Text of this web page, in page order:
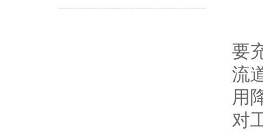
要
流
用
对